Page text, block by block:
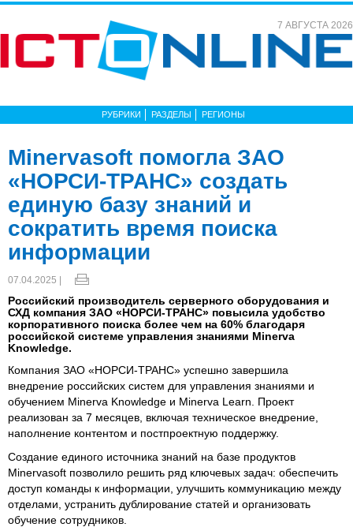
7 АВГУСТА 2026
РУБРИКИ РАЗДЕЛЫ РЕГИОНЫ
Minervasoft помогла ЗАО
«НОРСИ-ТРАНС» создать
единую базу знаний и
сократить время поиска
информации
07.04.2025 |
Российский производитель серверного оборудования и
СХД компания ЗАО «НОРСИ-ТРАНС» повысила удобство
корпоративного поиска более чем на 60% благодаря
российской системе управления знаниями Minerva
Knowledge.
Компания ЗАО «НОРСИ-ТРАНС» успешно завершила
внедрение российских систем для управления знаниями и
обучением Minerva Knowledge и Minerva Learn. Проект
реализован за 7 месяцев, включая техническое внедрение,
наполнение контентом и постпроектную поддержку.
Создание единого источника знаний на базе продуктов
Minervasoft позволило решить ряд ключевых задач: обеспечить
доступ команды к информации, улучшить коммуникацию между
отделами, устранить дублирование статей и организовать
обучение сотрудников.